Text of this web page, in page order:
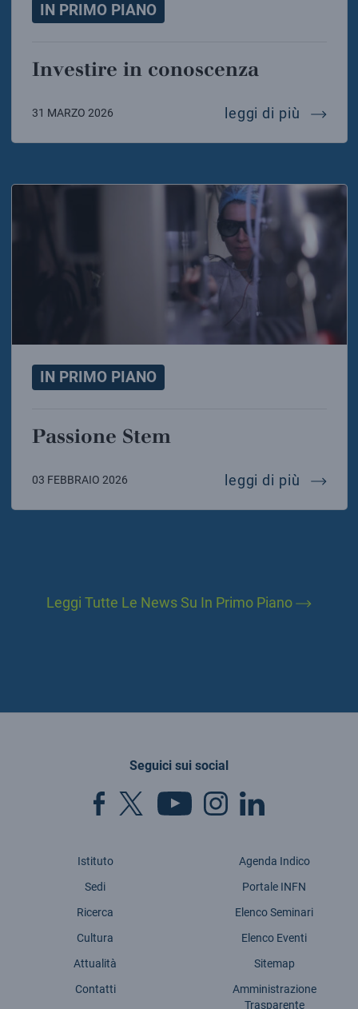
IN PRIMO PIANO
Investire in conoscenza
31 MARZO 2026 leggi di più
IN PRIMO PIANO
Passione Stem
03 FEBBRAIO 2026 leggi di più
Leggi Tutte Le News Su In Primo Piano
Seguici sui social
Istituto
Sedi
Ricerca
Cultura
Attualità
Contatti
Agenda Indico
Portale INFN
Elenco Seminari
Elenco Eventi
Sitemap
Amministrazione
Trasparente